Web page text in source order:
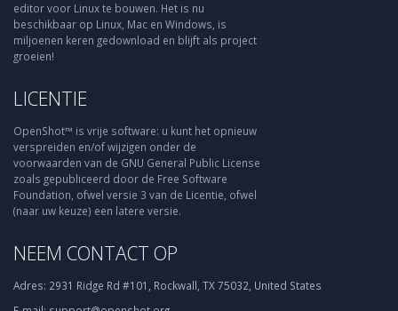
editor voor Linux te bouwen. Het is nu
beschikbaar op Linux, Mac en Windows, is
miljoenen keren gedownload en blijft als project
groeien!
LICENTIE
OpenShot™ is vrije software: u kunt het opnieuw
verspreiden en/of wijzigen onder de
voorwaarden van de GNU General Public License
zoals gepubliceerd door de Free Software
Foundation, ofwel versie 3 van de Licentie, ofwel
(naar uw keuze) een latere versie.
NEEM CONTACT OP
Adres: 2931 Ridge Rd #101, Rockwall, TX 75032, United States